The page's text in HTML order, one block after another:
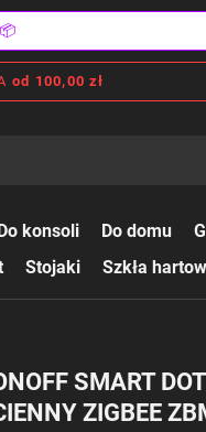
📦
od 100,00 zł
konsoli Do domu
Stojaki Szkła
SMART
ZIGBEE